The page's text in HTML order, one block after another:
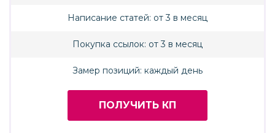
Написание статей: от 3 в месяц
Покупка ссылок: от 3 в месяц
Замер позиций: каждый день
ПОЛУЧИТЬ КП